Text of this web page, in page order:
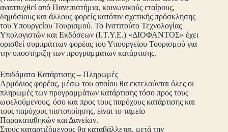
αναπτυχθεί από Πανεπιστήμια, κοινωνικούς εταίρους,
δημόσιους και άλλους φορείς κατόπιν σχετικής πρόσκλησης
του Υπουργείου Τουρισμού. Το Ινστιτούτο Τεχνολογίας
Υπολογιστών και Εκδόσεων (Ι.Τ.Υ.Ε.) «ΔΙΟΦΑΝΤΟΣ» έχει
ορισθεί συμπράττων φορέας του Υπουργείου Τουρισμού για
την υποστήριξη των προγραμμάτων κατάρτισης.
Επιδόματα Κατάρτισης – Πληρωμές
Αρμόδιος φορέας, μέσω του οποίου θα εκτελούνται όλες οι
πληρωμές των προγραμμάτων κατάρτισης τόσο προς τους
ωφελούμενους, όσο και προς τους παρόχους κατάρτισης και
τους παρόχους πιστοποίησης, είναι το ταμείο
Παρακαταθηκών και Δανείων.
Στους καταρτιζόμενους θα καταβάλλεται, μετά την